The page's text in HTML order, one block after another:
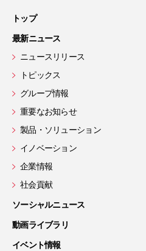
トップ
最新ニュース
ニュースリリース
トピックス
グループ情報
重要なお知らせ
製品・ソリューション
イノベーション
企業情報
社会貢献
ソーシャルニュース
動画ライブラリ
イベント情報